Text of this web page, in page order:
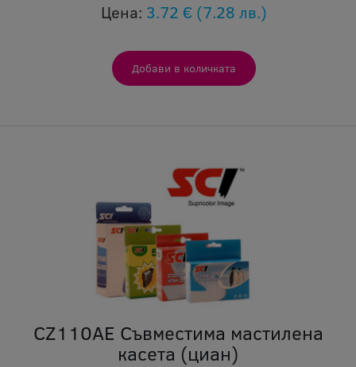
Цена: 3.72 € (7.28 лв.)
CZ110AE Съвместима мастилена
касета (циан)